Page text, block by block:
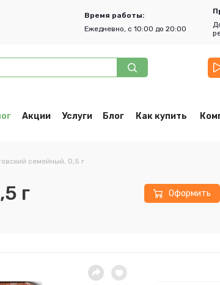
Время работы:
Ежедневно, с 10:00 до 20:00
Акции Услуги Блог Как купить
семейный, 0,5 г
г Оформить